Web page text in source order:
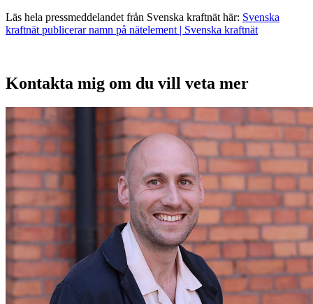
Läs hela pressmeddelandet från Svenska kraftnät här: Svenska
kraftnät publicerar namn på nätelement | Svenska kraftnät
Kontakta mig om du vill veta mer